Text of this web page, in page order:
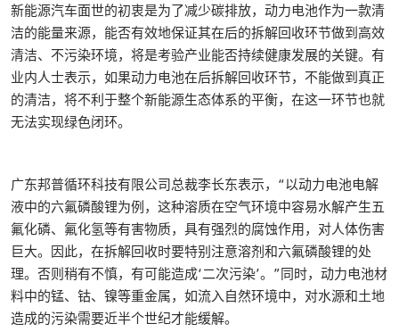
新能源汽车面世的初衷是为了减少碳排放，动力电池作为一款清
洁的能量来源，能否有效地保证其在后的拆解回收环节做到高效
清洁、不污染环境，将是考验产业能否持续健康发展的关键。有
业内人士表示，如果动力电池在后拆解回收环节，不能做到真正
的清洁，将不利于整个新能源生态体系的平衡，在这一环节也就
无法实现绿色闭环。
广东邦普循环科技有限公司总裁李长东表示，“以动力电池电解
液中的六氟磷酸锂为例，这种溶质在空气环境中容易水解产生五
氟化磷、氟化氢等有害物质，具有强烈的腐蚀作用，对人体伤害
巨大。因此，在拆解回收时要特别注意溶剂和六氟磷酸锂的处
理。否则稍有不慎，有可能造成‘二次污染’。”同时，动力电池材
料中的锰、钴、镍等重金属，如流入自然环境中，对水源和土地
造成的污染需要近半个世纪才能缓解。